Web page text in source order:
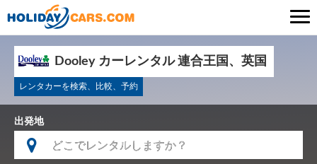
Dooley カーレンタル 連合王国、英国
レンタカーを検索、比較、予約
出発地

